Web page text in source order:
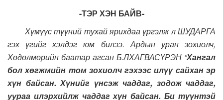
-ТЭР ХЭН БАЙВ-
Хүмүүс түүний тухай ярихдаа үргэлж л ШУДАРГА
гэх үгийг хэлдэг юм билээ. Ардын уран зохиолч,
Хөдөлмөрийн баатар агсан Б.ЛХАГВАСҮРЭН “Хангал
бол хөгжмийн том зохиолч гэхээс илүү сайхан эр
хүн байсан. Хүнийг үнсэж чаддаг, зодож чаддаг,
уураа илэрхийлж чаддаг хүн байсан. Би түүнтэй